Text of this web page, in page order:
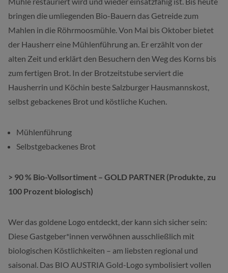
bringen die umliegenden Bio-Bauern das Getreide zum
Mahlen in die Röhrmoosmühle. Von Mai bis Oktober bietet
der Hausherr eine Mühlenführung an. Er erzählt von der
alten Zeit und erklärt den Besuchern den Weg des Korns bis
zum fertigen Brot. In der Brotzeitstube serviert die
Hausherrin und Köchin beste Salzburger Hausmannskost,
selbst gebackenes Brot und köstliche Kuchen.
Mühlenführung
Selbstgebackenes Brot
> 90 % Bio-Vollsortiment – GOLD PARTNER (Produkte, zu
100 Prozent biologisch)
Wer das goldene Logo entdeckt, der kann sich sicher sein:
Diese Gastgeber*innen verwöhnen ausschließlich mit
biologischen Köstlichkeiten – am liebsten regional und
saisonal. Das BIO AUSTRIA Gold-Logo symbolisiert vollen